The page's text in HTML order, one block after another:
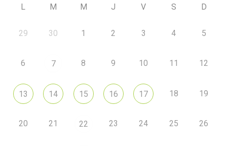
L M M J V S D
29 30 1 2 3 4 5
6 7 8 9 10 11 12
13 14 15 16 17 18 19
20 21 22 23 24 25 26